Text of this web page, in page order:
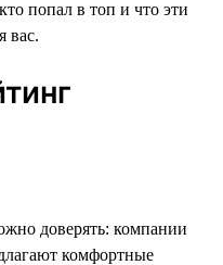
попал в топ и что эти
вас.
доверять: компании
комфортные